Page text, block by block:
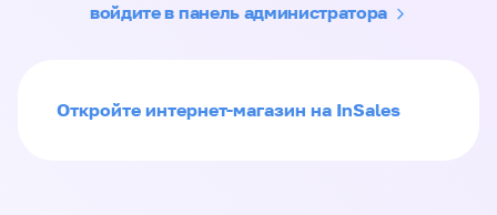
войдите в панель администратора
Откройте интернет-магазин на InSales